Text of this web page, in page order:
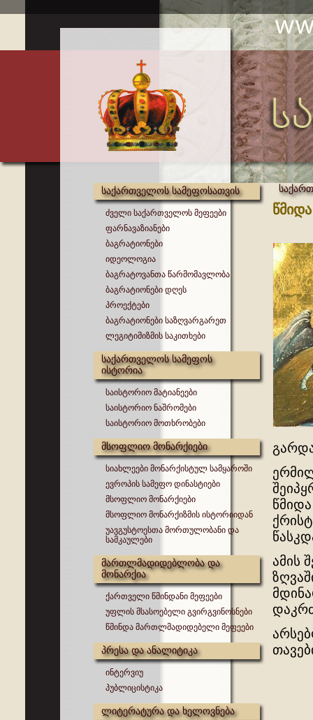
საქართველოს სამეფოსათვის
ძველი საქართველოს მეფეები
ფარნავაზიანები
ბაგრატიონები
იდეოლოგია
ბაგრატოვანთა წარმომავლობა
ბაგრატიონები დღეს
პროექტები
ბაგრატიონები საზღვარგარეთ
ლეგიტიმიზმის საკითხები
საქართველოს სამეფოს
ისტორია
საისტორიო მატიანეები
საისტორიო ნაშრომები
საისტორიო მოთხრობები
მსოფლიო მონარქიები
სიახლეები მონარქისტულ სამყაროში
ევროპის სამეფო დინასტიები
მსოფლიო მონარქიები
მსოფლიო მონარქიზმის ისტორიიდან
უავგუსტოესთა მორთულობანი და
სამკაულები
მართლმადიდებლობა და
მონარქია
ქართველი წმინდანი მეფეები
უფლის მსასოებელი გვირგვინოსნები
წმინდა მართლმადიდებელი მეფეები
პრესა და ანალიტიკა
ინტერვიუ
პუბლიცისტიკა
ლიტერატურა და ხელოვნება
ამის